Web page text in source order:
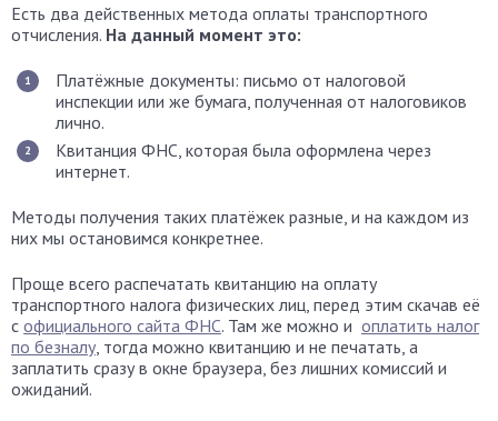
Есть два действенных метода оплаты транспортного
отчисления. На данный момент это:
Платёжные документы: письмо от налоговой
инспекции или же бумага, полученная от налоговиков
лично.
Квитанция ФНС, которая была оформлена через
интернет.
Методы получения таких платёжек разные, и на каждом из
них мы остановимся конкретнее.
Проще всего распечатать квитанцию на оплату
транспортного налога физических лиц, перед этим скачав её
с официального сайта ФНС. Там же можно и оплатить налог
по безналу , тогда можно квитанцию и не печатать, а
заплатить сразу в окне браузера, без лишних комиссий и
ожиданий.